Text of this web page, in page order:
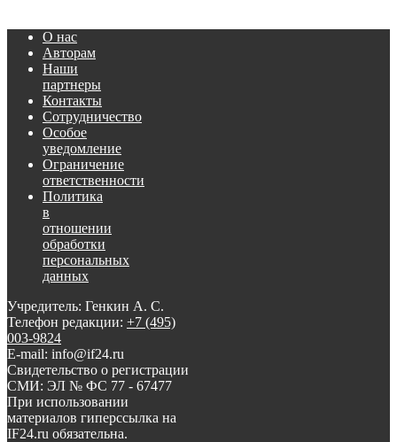
О нас
Авторам
Наши
партнеры
Контакты
Сотрудничество
Особое
уведомление
Ограничение
ответственности
Политика
в
отношении
обработки
персональных
данных
Учредитель: Генкин А. С.
Телефон редакции: +7 (495)
003-9824
E-mail: info@if24.ru
Свидетельство о регистрации
СМИ: ЭЛ № ФС 77 - 67477
При использовании
материалов гиперссылка на
IF24.ru обязательна.